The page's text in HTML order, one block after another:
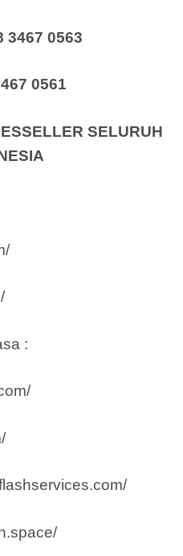
3467 0563
0561
SELURUH
: